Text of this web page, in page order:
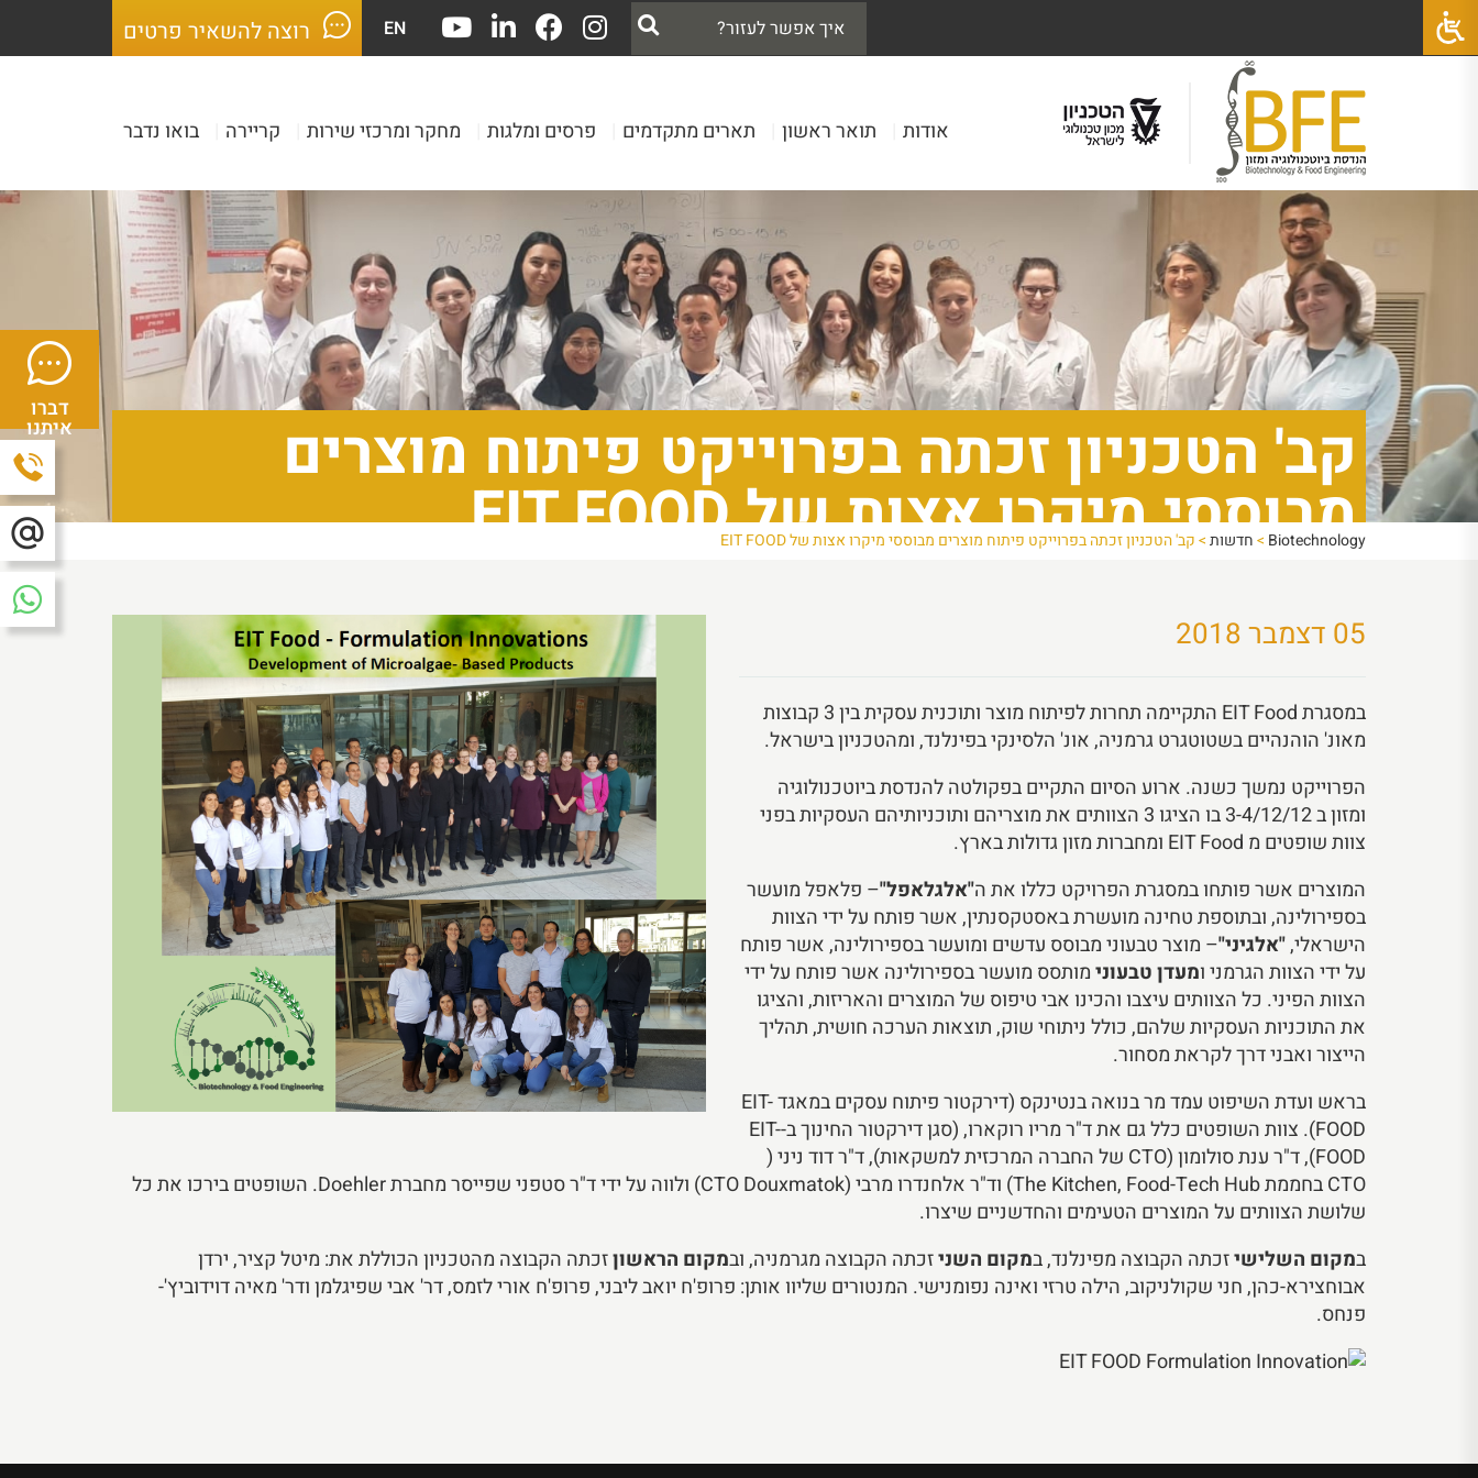
EN רוצה להשאיר פרטים
אודות תואר ראשון תארים מתקדמים פרסים ומלגות מחקר ומרכזי שירות קריירה בואו נדבר
דברו
איתנו קב' הטכניון זכתה בפרוייקט פיתוח מוצרים
מבוססי מיקרו אצות של EIT FOOD
Biotechnology
>חדשות>קב' הטכניון זכתה בפרוייקט פיתוח מוצרים מבוססי מיקרו אצות של EIT FOOD
05 דצמבר 2018
במסגרת EIT Food התקיימה תחרות לפיתוח מוצר ותוכנית עסקית בין 3 קבוצות
מאונ' הוהנהיים בשטוטגרט גרמניה, אונ' הלסינקי בפינלנד, ומהטכניון בישראל.
הפרוייקט נמשך כשנה. ארוע הסיום התקיים בפקולטה להנדסת ביוטכנולוגיה
ומזון ב 3-4/12/12 בו הציגו 3 הצוותים את מוצריהם ותוכניותיהם העסקיות בפני
צוות שופטים מ EIT Food ומחברות מזון גדולות בארץ.
המוצרים אשר פותחו במסגרת הפרויקט כללו את ה"אלגלאפל"– פלאפל מועשר
בספירולינה, ובתוספת טחינה מועשרת באסטקסנתין, אשר פותח על ידי הצוות
הישראלי,"אלגיני"– מוצר טבעוני מבוסס עדשים ומועשר בספירולינה, אשר פותח
על ידי הצוות הגרמני ומעדן טבעונימותסס מועשר בספירולינה אשר פותח על ידי
הצוות הפיני. כל הצוותים עיצבו והכינו אבי טיפוס של המוצרים והאריזות, והציגו
את התוכניות העסקיות שלהם, כולל ניתוחי שוק, תוצאות הערכה חושית, תהליך
הייצור ואבני דרך לקראת מסחור.
בראש ועדת השיפוט עמד מר בנואה בנטינקס (דירקטור פיתוח עסקים במאגד EIT-
FOOD). צוות השופטים כלל גם את ד"ר מריו רוקארו, (סגן דירקטור החינוך ב-EIT-
FOOD), ד"ר ענת סולומון (CTO של החברה המרכזית למשקאות), ד"ר דוד ניני (
CTO בחממת The Kitchen, Food-Tech Hub) וד"ר אלחנדרו מרבי (CTO Douxmatok) ולווה על ידי ד"ר סטפני שפייסר מחברת Doehler. השופטים בירכו את כל
שלושת הצוותים על המוצרים הטעימים והחדשניים שיצרו.
במקום השלישיזכתה הקבוצה מפינלנד, במקום השניזכתה הקבוצה מגרמניה, ובמקום הראשוןזכתה הקבוצה מהטכניון הכוללת את: מיטל קציר, ירדן
אבוחצירא-כהן, חני שקולניקוב, הילה טרזי ואינה נפומנישי. המנטורים שליוו אותן: פרופ'ח יואב ליבני, פרופ'ח אורי לזמס, דר' אבי שפיגלמן ודר' מאיה דוידוביץ'-
פנחס.